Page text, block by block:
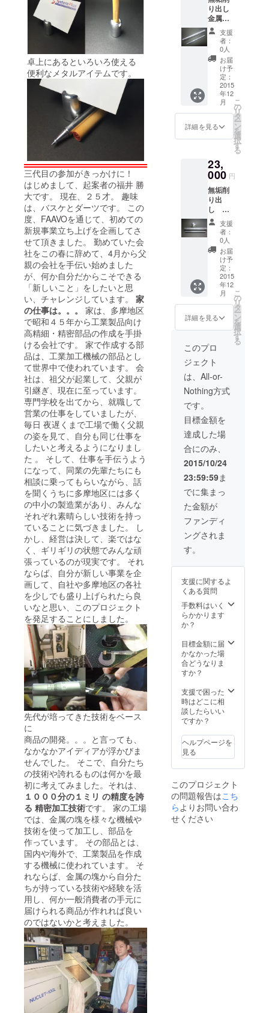
卓上にあるといろいろ使える
便利なメタルアイテムです。
三代目の参加がきっかけに！
はじめまして、起案者の福井 勝
大です。 現在、２５才。 趣味
は、バスケとダーツです。 この
度、FAAVOを通じて、初めての
新規事業立ち上げを企画してさ
せて頂きました。 勤めていた会
社をこの春に辞めて、4月から父
親の会社を手伝い始めました
が、何か自分だからこそできる
「新しいこと」をしたいと思
い、チャレンジしています。 家
の仕事は。。。
家は、多摩地区
で昭和４５年から工業製品向け
高精細・精密部品の作成を手掛
ける会社です。 家で作成する部
品は、工業加工機械の部品とし
て世界中で使われています。 会
社は、祖父が起業して、父親が
引継ぎ、現在に至っています。
専門学校を出てから、就職して
営業の仕事をしていましたが、
毎日 夜遅くまで工場で働く父親
の姿を見て、自分も同じ仕事を
したいと考えるようになりまし
た 。 そして、仕事を手伝うよう
になって、同業の先輩たちにも
相談に乗ってもらいながら、話
を聞くうちに多摩地区には多く
の中小の製造業があり、みんな
それぞれ素晴らしい技術を持っ
ていることに気づきました。 し
かし、経営は決して、楽ではな
く、ギリギリの状態でみんな頑
張っているのが現実です。 それ
ならば、自分が新しい事業を企
画して、自社や多摩地区の各社
を少しでも盛り上げられたら良
いなと思い、このプロジェクト
を発足することにしました。
先代が培ってきた技術をベース
に
商品の開発。。。と言っても、
なかなかアイディアが浮かびま
せんでした。 そこで、自分たち
の技術や誇れるものは何かを最
初に考えてみました。それは、
１０００分の１ミリ の精度を誇
る 精密加工技術です。 家の工場
では、金属の塊を様々な機械や
技術を使って加工し、部品を
作っています。 その部品とは、
国内や海外で、工業製品を作成
する機械に使われています。 そ
れならば、金属の塊から自分た
ちが持っている技術や経験を活
用し、何か一般消費者の手元に
届けられる商品が作れれば良い
のではないかと考えました。
り出し
金属
ボール
ペン＋
ケース
支援
者：
0人
お届
け予
定：
2015
年12
月
詳細を見る
こ
の
リ
タ
ー
ン
を
選
択
す
る
23,
000 円
無垢削
り出
し 金
属
ボール
ペン
+ケース
+スタン
支援
者：
0人
お届
け予
定：
2015
年12
月
詳細を見る
こ
の
リ
タ
ー
ン
を
選
択
す
る
このプロ
ジェクト
は、All-or-
Nothing方式
です。
目標金額を
達成した場
合にのみ、
2015/10/24
23:59:59ま
でに集まっ
た金額が
ファンディ
ングされま
す。
支援に関するよ
くある質問
手数料はいく
らかかります
か？
目標金額に届
かなかった場
合どうなりま
すか？
支援で困った
時はどこに相
談したらいい
ですか？
ヘルプページを
見る
このプロジェクト
の問題報告はこち
らよりお問い合わ
せください